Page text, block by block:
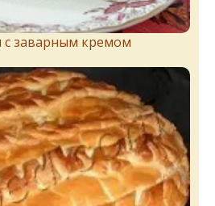
с заварным кремом